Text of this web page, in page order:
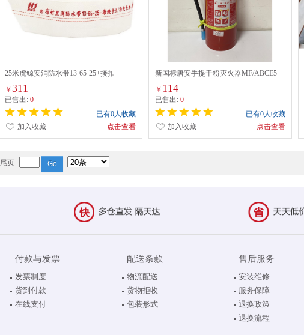
25米虎鲸安消防水带13-65-25+接扣
￥311
已售出:0
已有0人收藏
点击查看
加入收藏
新国标唐安手提干粉灭火器MF/ABCE5
￥ 114
已售出: 0
已有0人收藏
点击查看
加入收藏
尾页
付款与发票
发票制度
货到付款
在线支付
配送条款
物流配送
货物拒收
包装形式
售后服务
安装维修
服务保障
退换政策
退换流程